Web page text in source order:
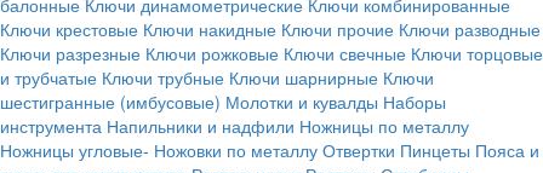
балонные Ключи динамометрические Ключи комбинированные
Ключи крестовые Ключи накидные Ключи прочие Ключи разводные
Ключи разрезные Ключи рожковые Ключи свечные Ключи торцовые
и трубчатые Ключи трубные Ключи шарнирные Ключи
шестигранные (имбусовые) Молотки и кувалды Наборы
инструмента Напильники и надфили Ножницы по металлу
Ножницы угловые- Ножовки по металлу Отвертки Пинцеты Пояса и